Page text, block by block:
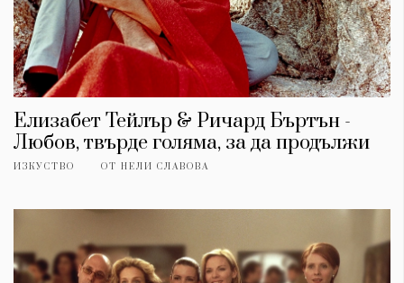
Елизабет Тейлър & Ричард Бъртън -
Любов, твърде голяма, за да продължи
ИЗКУСТВО ОТ НЕЛИ СЛАВОВА